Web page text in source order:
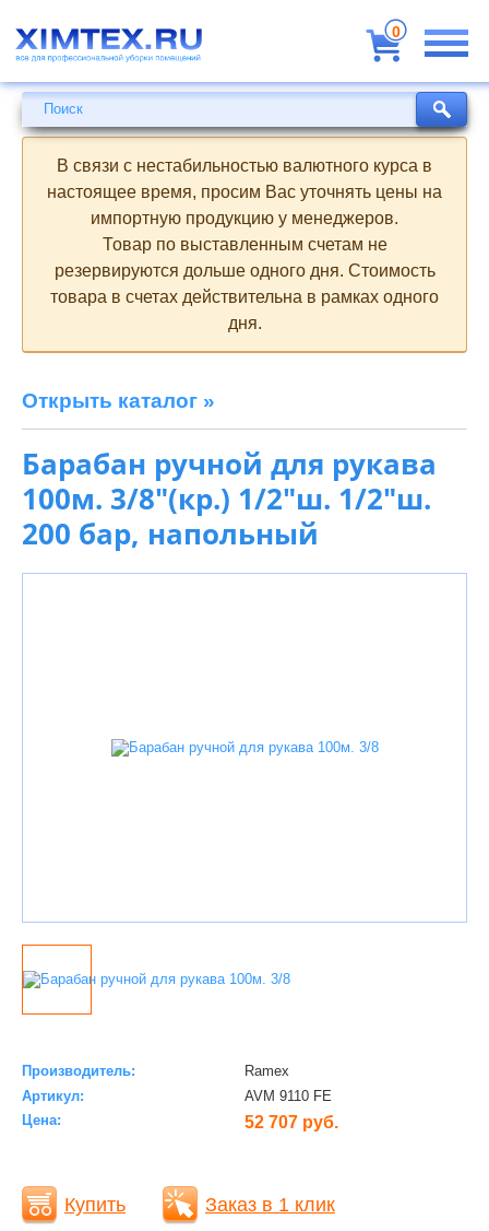
для
профессиональной
уборки
помещений
Поиск
В связи с нестабильностью валютного курса в
настоящее время, просим Вас уточнять цены на
импортную продукцию у менеджеров.
Товар по выставленным счетам не
резервируются дольше одного дня. Стоимость
товара в счетах действительна в рамках одного
дня.
Открыть каталог »
Барабан ручной для рукава
100м. 3/8"(кр.) 1/2"ш. 1/2"ш.
200 бар, напольный
Производитель:
Ramex
Артикул:
AVM 9110 FE
Цена:
52 707 руб.
Купить Заказ в 1 клик
Поиск
0